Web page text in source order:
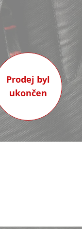
Prodej byl
ukončen